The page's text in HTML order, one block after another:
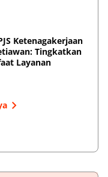
Ketenagakerjaan
Tingkatkan
Layanan